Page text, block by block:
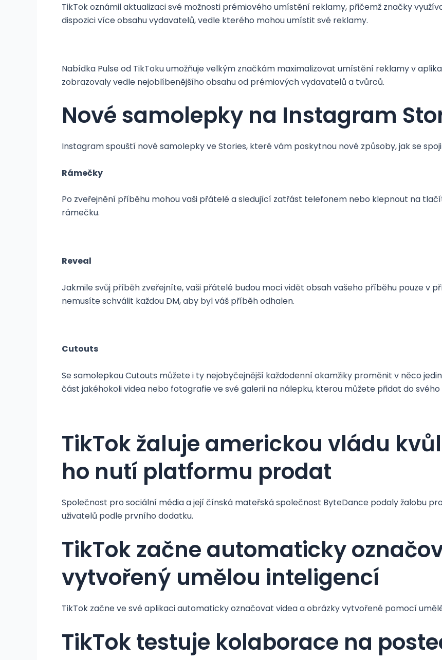
TikTok oznámil aktualizaci své možnosti prémiového umístění reklamy, přičemž značky
dispozici více obsahu vydavatelů, vedle kterého mohou umístit své reklamy.
Nabídka Pulse od TikToku umožňuje velkým značkám maximalizovat umístění reklamy v
zobrazovaly vedle nejoblíbenějšího obsahu od prémiových vydavatelů a tvůrců.
Nové samolepky na Instagram
Instagram spouští nové samolepky ve Stories, které vám poskytnou nové způsoby, jak se
Rámečky
Po zveřejnění příběhu mohou vaši přátelé a sledující zatřást telefonem nebo klepnout na
rámečku.
Reveal
Jakmile svůj příběh zveřejníte, vaši přátelé budou moci vidět obsah vašeho příběhu pouze v
nemusíte schválit každou DM, aby byl váš příběh odhalen.
Cutouts
Se samolepkou Cutouts můžete i ty nejobyčejnější každodenní okamžiky proměnit v něco
část jakéhokoli videa nebo fotografie ve své galerii na nálepku, kterou můžete přidat do
TikTok žaluje americkou vládu
ho nutí platformu prodat
Společnost pro sociální média a její čínská mateřská společnost ByteDance podaly žalobu
uživatelů podle prvního dodatku.
TikTok začne automaticky
vytvořený umělou inteligencí
TikTok začne ve své aplikaci automaticky označovat videa a obrázky vytvořené pomocí
TikTok testuje kolaborace na